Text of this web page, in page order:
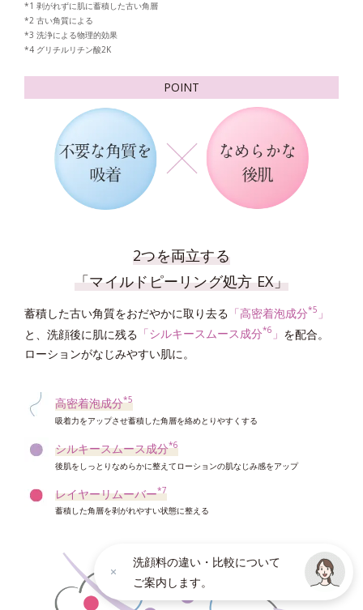
*1 剥がれずに肌に蓄積した古い角層
*2 古い角質による
*3 洗浄による物理的効果
*4 グリチルリチン酸2K
POINT
2つを両立する
「マイルドピーリング処方 EX」
蓄積した古い角質をおだやかに取り去る 「高密着泡成分*5 」
と、洗顔後に肌に残る 「シルキースムース成分*6 」 を配合。
ローションがなじみやすい肌に。
高密着泡成分*5
吸着力をアップさせ蓄積した角層を絡めとりやすくする
シルキースムース成分*6
後肌をしっとりなめらかに整えてローションの肌なじみ感をアップ
レイヤーリムーバー*7
蓄積した角層を剥がれやすい状態に整える
洗顔料の違い・比較について
ご案内します。